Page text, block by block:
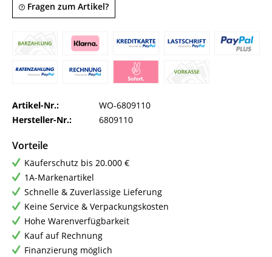
Fragen zum Artikel?
Artikel-Nr.:
WO-6809110
Hersteller-Nr.:
6809110
Vorteile
Käuferschutz bis 20.000 €
1A-Markenartikel
Schnelle & Zuverlässige Lieferung
Keine Service & Verpackungskosten
Hohe Warenverfügbarkeit
Kauf auf Rechnung
Finanzierung möglich